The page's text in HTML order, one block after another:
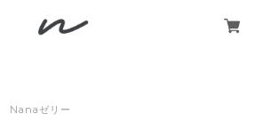
Nanaゼリー